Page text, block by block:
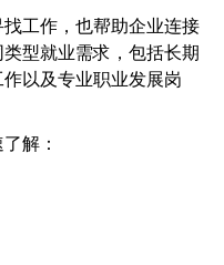
工作，也帮助企业连接
型就业需求，包括长期
以及专业职业发展岗
解：